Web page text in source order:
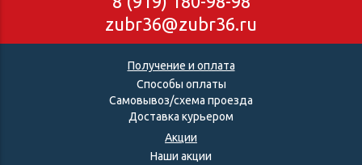
zubr36@zubr36.ru
Получение и оплата
Способы оплаты
Самовывоз/схема проезда
Доставка курьером
Акции
Наши акции